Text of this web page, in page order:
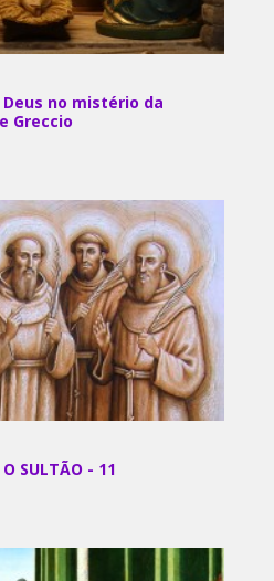
no mistério da
Greccio
O SULTÃO - 11